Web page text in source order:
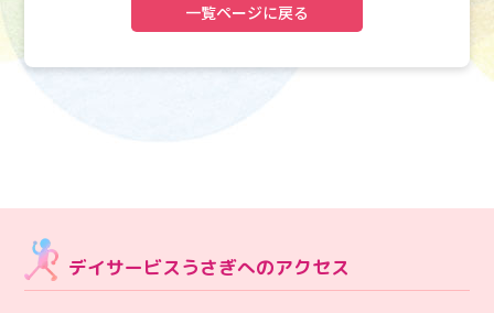
一覧ページに戻る
デイサービスうさぎへのアクセス